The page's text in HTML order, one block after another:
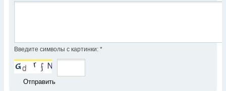
Введите символы с картинки: *